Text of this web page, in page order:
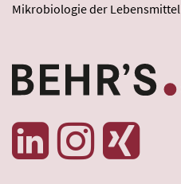
Mikrobiologie der Lebensmittel